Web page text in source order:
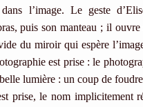
l’image. Le geste
puis son manteau ; il
du miroir qui espère
est prise : le
lumière : un coup de
le nom implicitement